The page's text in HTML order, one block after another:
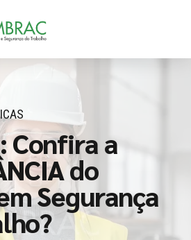
Confira a
do
Segurança